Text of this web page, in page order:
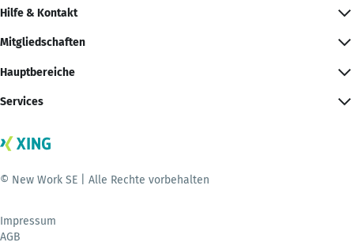
Hilfe & Kontakt
Mitgliedschaften
Hauptbereiche
Services
© New Work SE | Alle Rechte vorbehalten
Impressum
AGB